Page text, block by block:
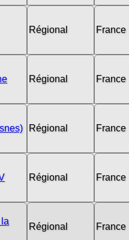
Régional France
Régional France
Régional France
Régional France
la
Régional France